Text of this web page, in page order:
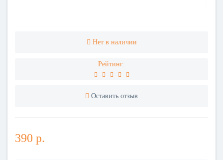
Нет в наличии
Рейтинг:
Оставить отзыв
390 р.